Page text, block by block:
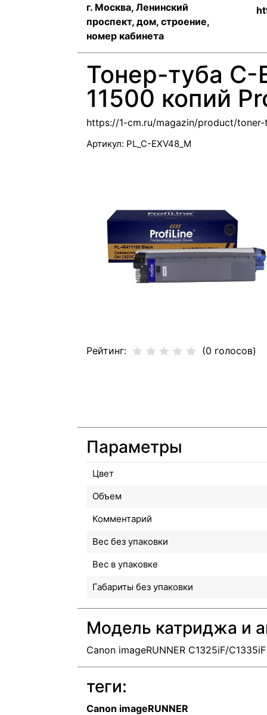
г. Москва, Ленинский
проспект, дом, строение,
номер кабинета
Тонер-туба C-
11500 копий
https://1-cm.ru/magazin/product/
Артикул: PL_C-EXV48_M
Рейтинг: (0 голосов)
Параметры
Цвет
Объем
Комментарий
Вес без упаковки
Вес в упаковке
Габариты без упаковки
Модель катриджа и
Canon imageRUNNER C1325iF/C1335iF
теги:
Canon imageRUNNER